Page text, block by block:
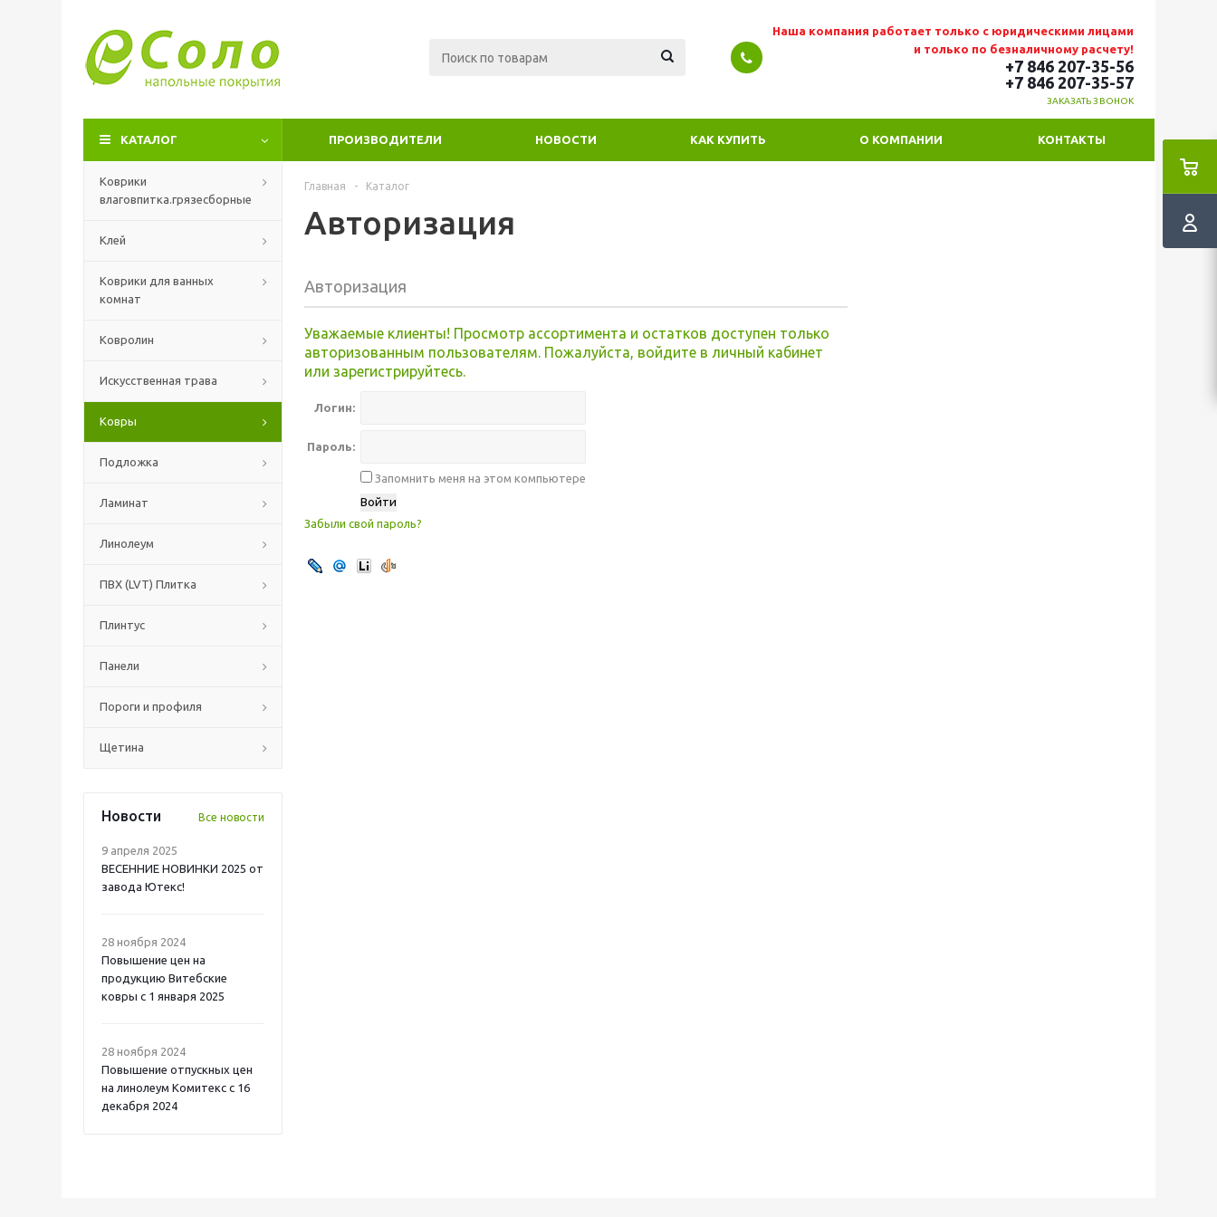
Наша компания работает только с юридическими лицами
и только по безналичному расчету!
+7 846 207-35-56
+7 846 207-35-57
ЗАКАЗАТЬ ЗВОНОК
КАТАЛОГ ПРОИЗВОДИТЕЛИ НОВОСТИ КАК КУПИТЬ О КОМПАНИИ КОНТАКТЫ
Коврики
влаговпитка.грязесборные
Клей
Коврики для ванных
комнат
Ковролин
Искусственная трава
Ковры
Подложка
Ламинат
Линолеум
ПВХ (LVT) Плитка
Плинтус
Панели
Пороги и профиля
Щетина
Новости Все новости
9 апреля 2025
ВЕСЕННИЕ НОВИНКИ 2025 от
завода Ютекс!
28 ноября 2024
Повышение цен на
продукцию Витебские
ковры с 1 января 2025
28 ноября 2024
Повышение отпускных цен
на линолеум Комитекс с 16
декабря 2024
Главная - Каталог
Авторизация
Авторизация
Уважаемые клиенты! Просмотр ассортимента и остатков доступен только
авторизованным пользователям. Пожалуйста, войдите в личный кабинет
или зарегистрируйтесь.
Логин:
Пароль:
Запомнить меня на этом компьютере
Забыли свой пароль?